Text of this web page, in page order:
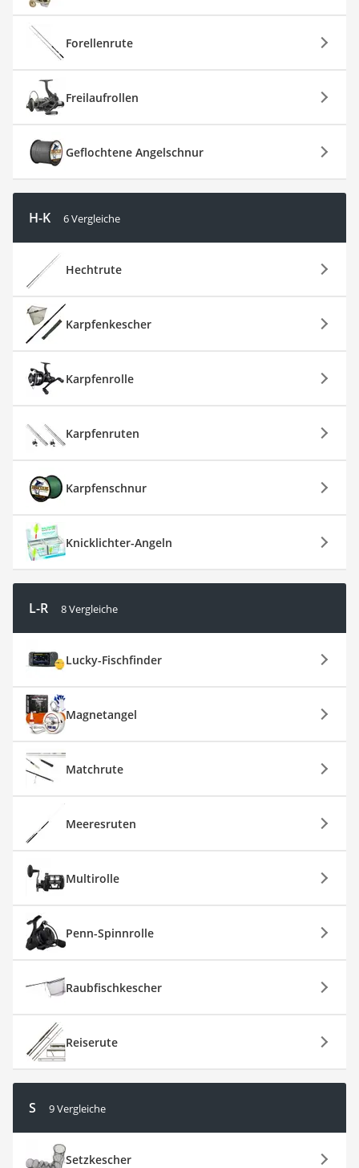
Forellenrute
Freilaufrollen
Geflochtene Angelschnur
H-K 6 Vergleiche
Hechtrute
Karpfenkescher
Karpfenrolle
Karpfenruten
Karpfenschnur
Knicklichter-Angeln
L-R 8 Vergleiche
Lucky-Fischfinder
Magnetangel
Matchrute
Meeresruten
Multirolle
Penn-Spinnrolle
Raubfischkescher
Reiserute
S 9 Vergleiche
Setzkescher